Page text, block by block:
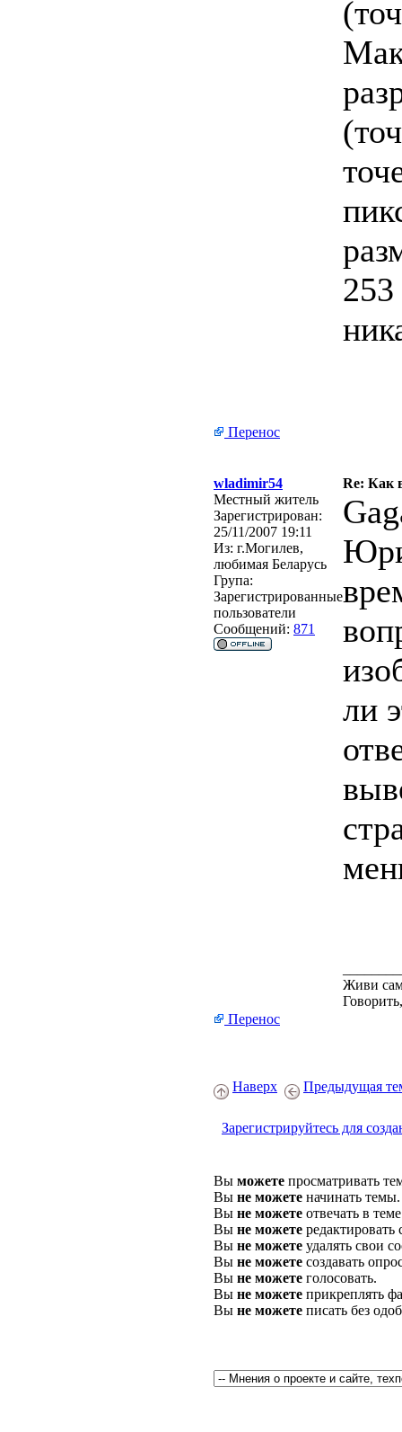
253
Перенос
wladimir54
Re: Как
Местный житель
Зарегистрирован:
25/11/2007 19:11
Из: г.Могилев,
любимая Беларусь
Група:
Зарегистрированные
пользователи
Сообщений: 871
ли
Живи
Перенос
Наверх Предыдущая
Зарегистрируйтесь для
Вы можете просматривать
Вы не можете начинать темы.
Вы не можете отвечать в
Вы не можете
Вы не можете удалять свои
Вы не можете создавать
Вы не можете голосовать.
Вы не можете прикреплять
Вы не можете писать без